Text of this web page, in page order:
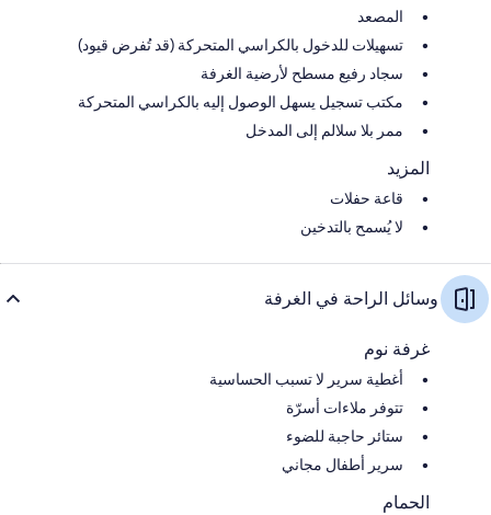
المصعد
تسهيلات للدخول بالكراسي المتحركة (قد تُفرض قيود)
سجاد رفيع مسطح لأرضية الغرفة
مكتب تسجيل يسهل الوصول إليه بالكراسي المتحركة
ممر بلا سلالم إلى المدخل
المزيد
قاعة حفلات
لا يُسمح بالتدخين
وسائل الراحة في الغرفة
غرفة نوم
أغطية سرير لا تسبب الحساسية
تتوفر ملاءات أسرّة
ستائر حاجبة للضوء
سرير أطفال مجاني
الحمام